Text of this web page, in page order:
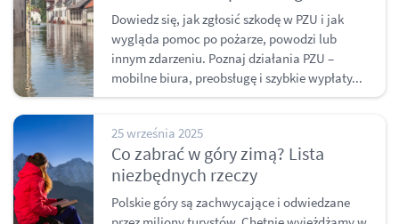
Dowiedz się, jak zgłosić szkodę w PZU i jak
wygląda pomoc po pożarze, powodzi lub
innym zdarzeniu. Poznaj działania PZU –
mobilne biura, preobsługę i szybkie wypłaty...
25 września 2025
Co zabrać w góry zimą? Lista
niezbędnych rzeczy
Polskie góry są zachwycające i odwiedzane